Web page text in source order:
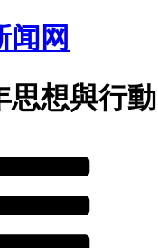
闻网
思想與行